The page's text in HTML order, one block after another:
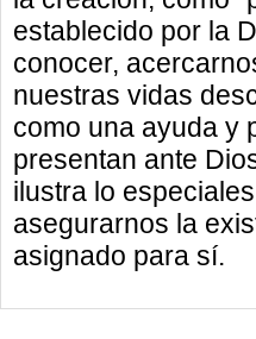
establecido por la
conocer,
nuestras vidas
como una ayuda y
presentan ante
ilustra lo
asegurarnos la
asignado para sí.